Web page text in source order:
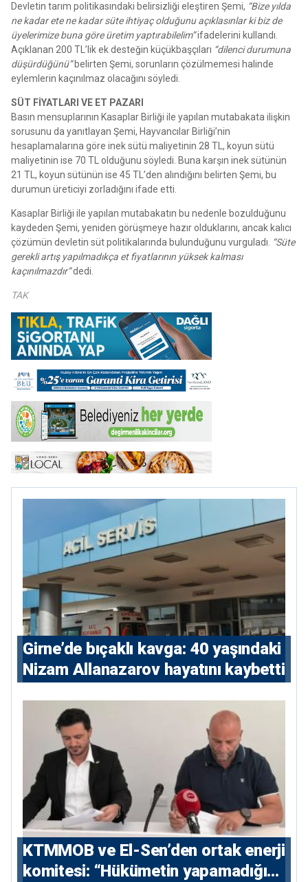
Devletin tarım politikasındaki belirsizliği eleştiren Şemi, “Bize yılda
ne kadar ete ne kadar süte ihtiyaç olduğunu açıklasınlar ki biz de
üyelerimize buna göre üretim yaptırabilelim”ifadelerini kullandı.
Açıklanan 200 TL’lik ek desteğin küçükbaşçıları “dilenci durumuna
düşürdüğünü”belirten Şemi, sorunların çözülmemesi halinde
eylemlerin kaçınılmaz olacağını söyledi.
SÜT FİYATLARI VE ET PAZARI
Basın mensuplarının Kasaplar Birliği ile yapılan mutabakata ilişkin
sorusunu da yanıtlayan Şemi, Hayvancılar Birliği’nin
hesaplamalarına göre inek sütü maliyetinin 28 TL, koyun sütü
maliyetinin ise 70 TL olduğunu söyledi. Buna karşın inek sütünün
21 TL, koyun sütünün ise 45 TL’den alındığını belirten Şemi, bu
durumun üreticiyi zorladığını ifade etti.
Kasaplar Birliği ile yapılan mutabakatın bu nedenle bozulduğunu
kaydeden Şemi, yeniden görüşmeye hazır olduklarını, ancak kalıcı
çözümün devletin süt politikalarında bulunduğunu vurguladı. “Süte
gerekli artış yapılmadıkça et fiyatlarının yüksek kalması
kaçınılmazdır”dedi.
TAK
Girne’de bıçaklı kavga: 40 yaşındaki
Nizam Allanazarov hayatını kaybetti
KTMMOB ve El-Sen’den ortak enerji
komitesi: “Hükümetin yapamadığını